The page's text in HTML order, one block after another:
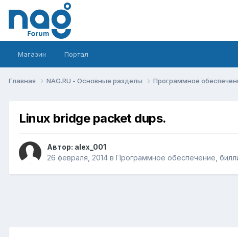
Магазин Портал
Главная NAG.RU - Основные разделы Программное
Linux bridge packet dups.
Автор: alex_001
26 февраля, 2014 в Программное обеспечение,